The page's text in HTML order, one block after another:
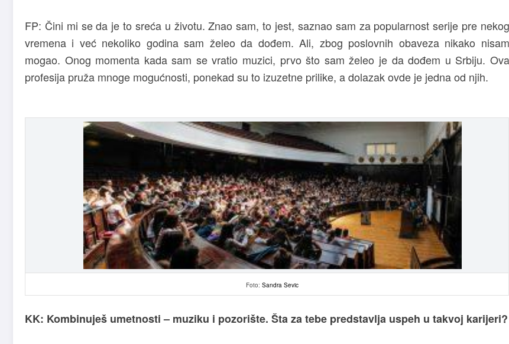
FP: Čini mi se da je to sreća u životu. Znao sam, to jest, saznao sam za popularnost serije pre nekog
vremena i već nekoliko godina sam želeo da dođem. Ali, zbog poslovnih obaveza nikako nisam
mogao. Onog momenta kada sam se vratio muzici, prvo što sam želeo je da dođem u Srbiju. Ova
profesija pruža mnoge mogućnosti, ponekad su to izuzetne prilike, a dolazak ovde je jedna od njih.
Foto:Sandra Sevic
KK: Kombinuješ umetnosti – muziku i pozorište. Šta za tebe predstavlja uspeh u takvoj karijeri?